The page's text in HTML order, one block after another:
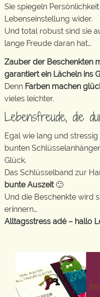
Sie spiegeln
Lebenseinstellung wider.
Und total robust sind sie
lange Freude daran hat…
Zauber der Beschenkten
garantiert ein Lächeln ins
Denn Farben machen
vieles leichter.
Lebensfreude, die
Egal wie lang und stressig
bunten
Glück.
Das Schlüsselband zur
bunte Auszeit🙂
Und die Beschenkte wird
erinnern…
Alltagsstress adé – hallo